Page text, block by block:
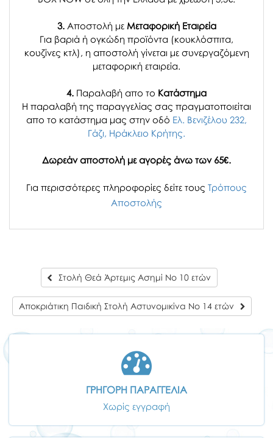
3. Αποστολή μεΜεταφορική Εταιρεία
Για βαριά ή ογκώδη προϊόντα (κουκλόσπιτα,
κουζίνες κτλ), η αποστολή γίνεται με συνεργαζόμενη
μεταφορική εταιρεία.
4. Παραλαβή απο το Κατάστημα
H παραλαβή της παραγγελίας σας πραγματοποιείται
απο το κατάστημα μας στην οδό Ελ. Βενιζέλου 232,
Γάζι, Ηράκλειο Κρήτης.
Δωρεάν αποστολή με αγορές άνω των 65€.
Για περισσότερες πληροφορίες δείτε τους Τρόπους
Αποστολής
Στολή Θεά Άρτεμις Ασημί Νο 10 ετών
Αποκριάτικη Παιδική Στολή Αστυνομικίνα Νο 14 ετών
ΓΡΗΓΟΡΗ ΠΑΡΑΓΓΕΛΙΑ
Χωρίς εγγραφή